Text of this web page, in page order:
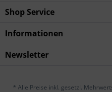
Shop Service
Informationen
Newsletter
* Alle Preise inkl. gesetzl.